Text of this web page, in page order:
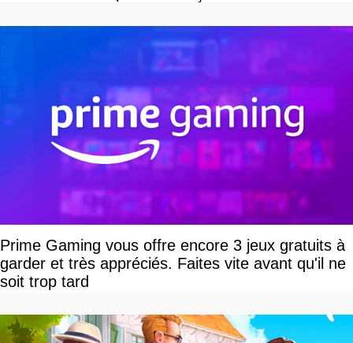
Prime Gaming vous offre encore 3 jeux gratuits à
garder et très appréciés. Faites vite avant qu'il ne
soit trop tard